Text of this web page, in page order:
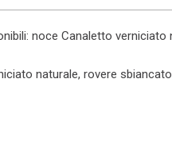
noce Canaletto
naturale, rovere